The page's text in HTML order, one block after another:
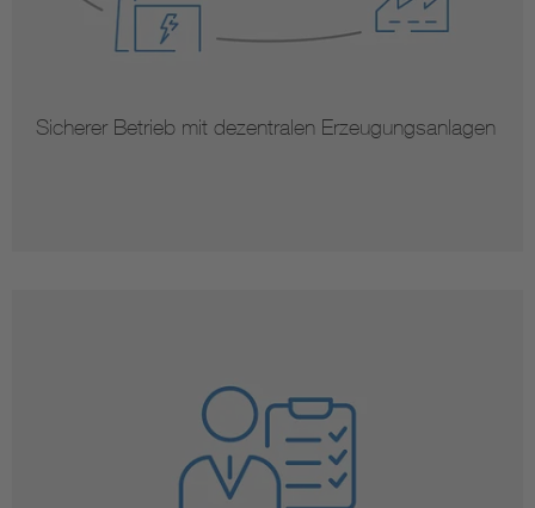
Sicherer Betrieb mit dezentralen Erzeugungsanlagen